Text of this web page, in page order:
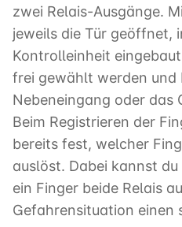
zwei Relais-Ausgänge.
jeweils die Tür geöffnet,
Kontrolleinheit
frei gewählt werden und
Nebeneingang oder das
Beim Registrieren der
bereits fest, welcher
auslöst. Dabei kannst
ein Finger beide Relais
Gefahrensituation